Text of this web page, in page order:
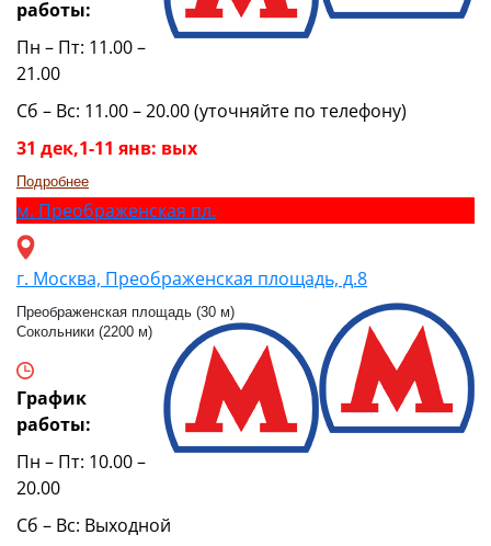
работы:
Пн – Пт: 11.00 –
21.00
Сб – Вс: 11.00 – 20.00 (уточняйте по телефону)
31 дек,1-11 янв: вых
Подробнее
м. Преображенская пл.
г. Москва, Преображенская площадь, д.8
Преображенская площадь (30 м)
Сокольники (2200 м)
График
работы:
Пн – Пт: 10.00 –
20.00
Сб – Вс: Выходной